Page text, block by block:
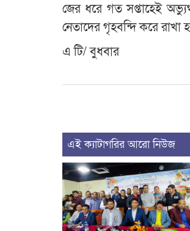
জের ধরে গত সপ্তাহেই
নেতাদের গৃহবন্দি করে রাখা
এ টি/ বুধবার
এই ক্যাটাগরির আরো নিউজ